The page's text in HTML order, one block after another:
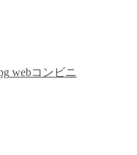
webコンビニ